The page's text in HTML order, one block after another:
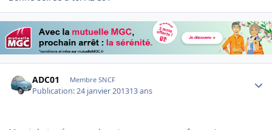
ADC01 Membre SNCF
Publication:24 janvier 201313 ans